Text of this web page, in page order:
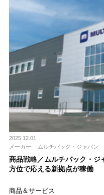
2025.12.01
メーカー
ムルチバック・ジャパン
商品戦略／ムルチバック・ジ
方位で応える新拠点が稼働
商品＆サービス